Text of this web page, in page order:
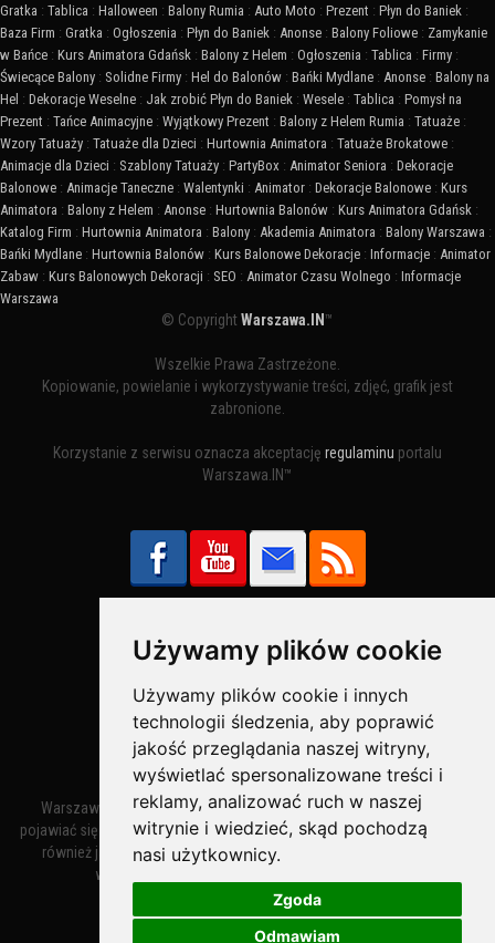
Używamy plików cookie
Używamy plików cookie i innych
technologii śledzenia, aby poprawić
jakość przeglądania naszej witryny,
wyświetlać spersonalizowane treści i
reklamy, analizować ruch w naszej
witrynie i wiedzieć, skąd pochodzą
nasi użytkownicy.
Zgoda
Odmawiam
Gratka : Tablica : Halloween : Balony Rumia : Auto Moto : Prezent : Płyn do Baniek :
Baza Firm : Gratka : Ogłoszenia : Płyn do Baniek : Anonse : Balony Foliowe : Zamykanie
w Bańce : Kurs Animatora Gdańsk : Balony z Helem : Ogłoszenia : Tablica : Firmy :
Świecące Balony : Solidne Firmy : Hel do Balonów : Bańki Mydlane : Anonse : Balony na
Hel : Dekoracje Weselne : Jak zrobić Płyn do Baniek : Wesele : Tablica : Pomysł na
Prezent : Tańce Animacyjne : Wyjątkowy Prezent : Balony z Helem Rumia : Tatuaże :
Wzory Tatuaży : Tatuaże dla Dzieci : Hurtownia Animatora : Tatuaże Brokatowe :
Animacje dla Dzieci : Szablony Tatuaży : PartyBox : Animator Seniora : Dekoracje
Balonowe : Animacje Taneczne : Walentynki : Animator : Dekoracje Balonowe : Kurs
Animatora : Balony z Helem : Anonse : Hurtownia Balonów : Kurs Animatora Gdańsk :
Katalog Firm : Hurtownia Animatora : Balony : Akademia Animatora : Balony Warszawa :
Bańki Mydlane : Hurtownia Balonów : Kurs Balonowe Dekoracje : Informacje : Animator
Zabaw : Kurs Balonowych Dekoracji : SEO : Animator Czasu Wolnego : Informacje
Warszawa
© CopyrightWarszawa.IN ™
Wszelkie Prawa Zastrzeżone.
Kopiowanie, powielanie i wykorzystywanie treści, zdjęć, grafik jest
zabronione.
Korzystanie z serwisu oznacza akceptację regulaminu portalu
Warszawa.IN™
Bezpieczne Płatności obsługuje:
Warszawa – miasto stołeczne Warszawa. Nazwa miasta zaczęła
pojawiać się w dokumentach w XIV wieku jako Warszewa, a od XV wieku
również jako Warszowa. Zmiana nazwy na Warszawa w XV wieku
wynikała z mazowieckiej wymowy dialektycznej.